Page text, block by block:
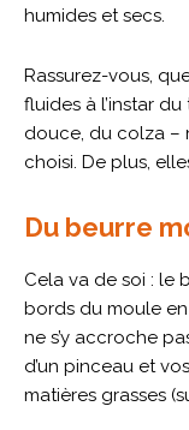
humides et secs.
Rassurez-vous,
fluides à l’instar
douce, du colza –
choisi. De plus,
Du beurre
Cela va de soi : le
bords du moule
ne s’y accroche
d’un pinceau et
matières grasses